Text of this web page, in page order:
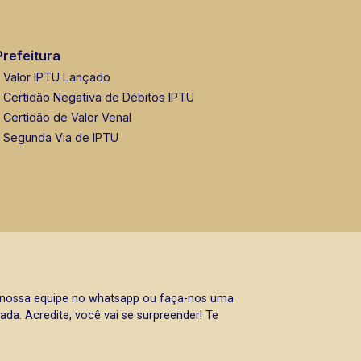
Valor IPTU Lançado
Certidão Negativa de Débitos IPTU
Certidão de Valor Venal
Segunda Via de IPTU
equipe no whatsapp ou faça-nos uma
Acredite, você vai se surpreender! Te